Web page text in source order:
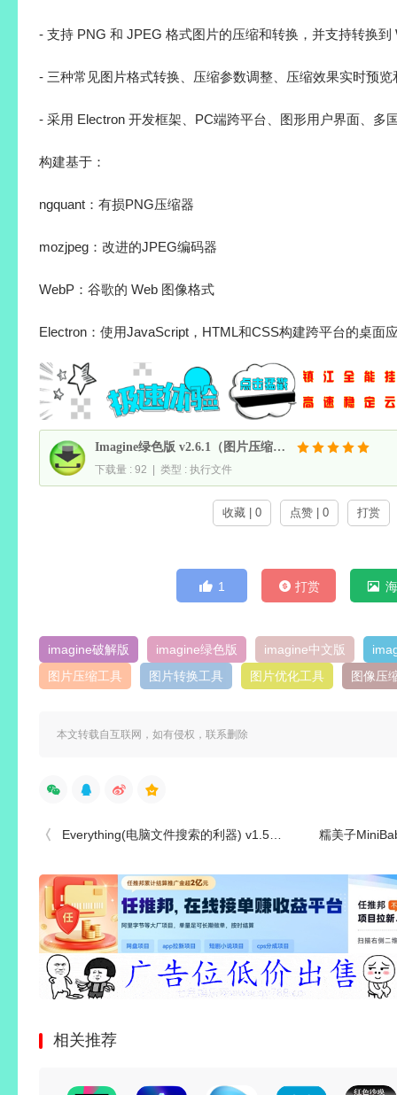
- 支持 PNG 和 JPEG 格式图片的压缩和转换，并支持转换到
- 三种常见图片格式转换、压缩参数调整、压缩效果实时预览
- 采用 Electron 开发框架、PC端跨平台、图形用户界面、多
构建基于：
ngquant：有损PNG压缩器
mozjpeg：改进的JPEG编码器
WebP：谷歌的 Web 图像格式
Electron：使用JavaScript，HTML和CSS构建跨平台的桌面
Imagine绿色版 v2.6.1（图片压缩工具转换工具)
下载量 : 92 | 类型 : 执行文件
收藏 | 0 点赞 | 0 打赏
1 打赏
imagine破解版 imagine绿色版 imagine中文版
图片压缩工具
图片转换工具 图片优化工具 图像压
本文转载自互联网，如有侵权，联系删除
Everything(电脑文件搜索的利器) v1.5.0.1417b 绿色单文件版 糯美子MiniBabe是
相关推荐